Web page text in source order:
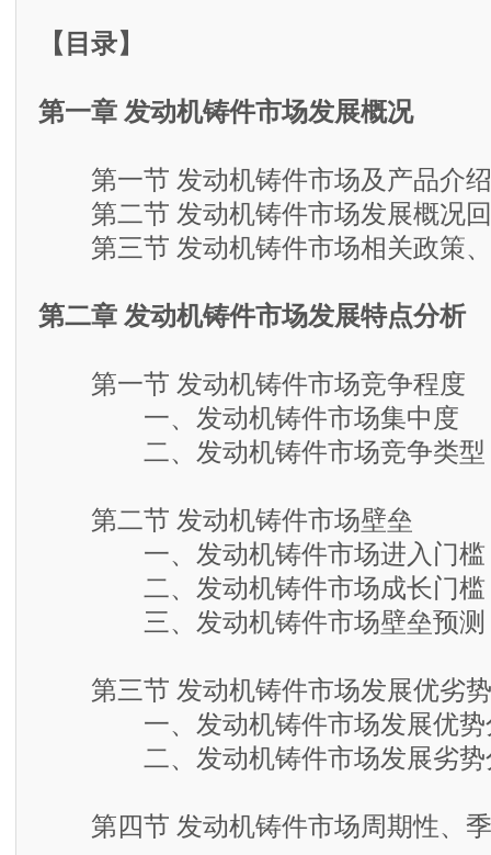
【目录】
第一章 发动机铸件市场发展概况
第一节 发动机铸件市场及产品介绍
第二节 发动机铸件市场发展概况
第三节 发动机铸件市场相关政策、
第二章 发动机铸件市场发展特点分析
第一节 发动机铸件市场竞争程度
一、发动机铸件市场集中度
二、发动机铸件市场竞争类型
第二节 发动机铸件市场壁垒
一、发动机铸件市场进入门槛
二、发动机铸件市场成长门槛
三、发动机铸件市场壁垒预测
第三节 发动机铸件市场发展优劣
一、发动机铸件市场发展优势
二、发动机铸件市场发展劣势
第四节 发动机铸件市场周期性、季